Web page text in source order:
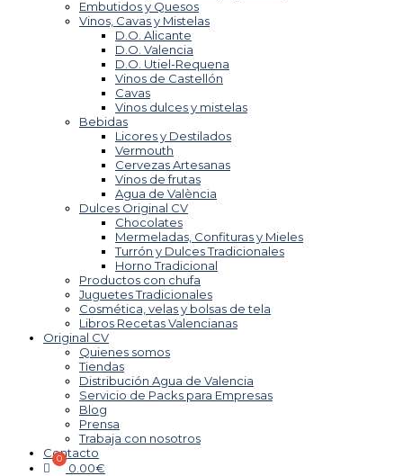
Embutidos y Quesos
Vinos, Cavas y Mistelas
D.O. Alicante
D.O. Valencia
D.O. Utiel-Requena
Vinos de Castellón
Cavas
Vinos dulces y mistelas
Bebidas
Licores y Destilados
Vermouth
Cervezas Artesanas
Vinos de frutas
Agua de València
Dulces Original CV
Chocolates
Mermeladas, Confituras y Mieles
Turrón y Dulces Tradicionales
Horno Tradicional
Productos con chufa
Juguetes Tradicionales
Cosmética, velas y bolsas de tela
Libros Recetas Valencianas
Original CV
Quienes somos
Tiendas
Distribución Agua de Valencia
Servicio de Packs para Empresas
Blog
Prensa
Trabaja con nosotros
Contacto
0.00€